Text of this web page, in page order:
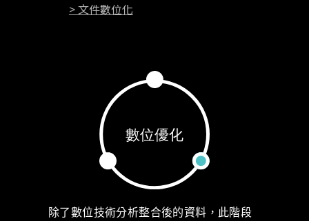
> 文件數位化
除了數位技術分析整合後的資料，此階段